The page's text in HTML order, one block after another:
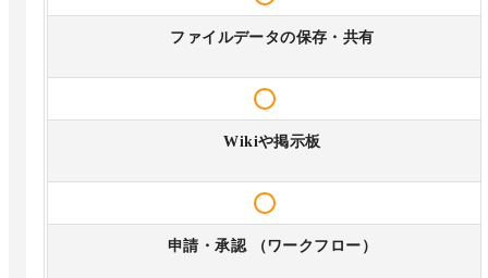
ファイルデータの保存・共有
Wikiや掲示板
申請・承認 （ワークフロー）